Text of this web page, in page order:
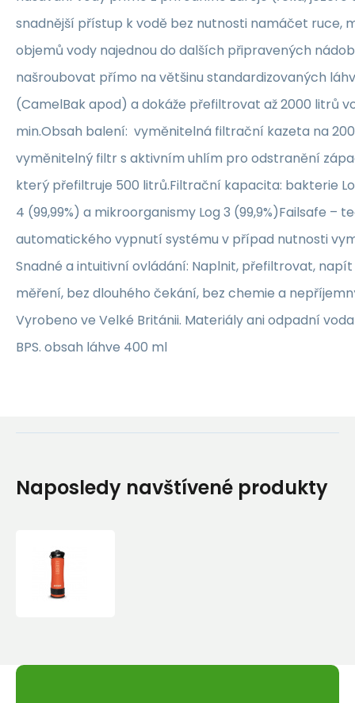
snadnější přístup k vodě bez nutnosti namáčet ruce,
objemů vody najednou do dalších připravených
našroubovat přímo na většinu standardizovaných
(CamelBak apod) a dokáže přefiltrovat až 2000 litrů
min.Obsah balení: vyměnitelná filtrační kazeta na
vyměnitelný filtr s aktivním uhlím pro odstranění
který přefiltruje 500 litrů.Filtrační kapacita: bakterie
4 (99,99%) a mikroorganismy Log 3 (99,9%)Failsafe –
automatického vypnutí systému v případ nutnosti
Snadné a intuitivní ovládání: Naplnit, přefiltrovat,
měření, bez dlouhého čekání, bez chemie a
Vyrobeno ve Velké Británii. Materiály ani odpadní
BPS. obsah láhve 400 ml
Naposledy navštívené produkty